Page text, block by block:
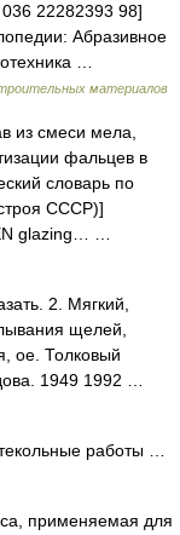
22282393 98]
Абразивное
…
материалов
из смеси мела,
фальцев в
словарь по
СССР)]
glazing… …
2. Мягкий,
щелей,
ое. Толковый
1949 1992 …
работы …
применяемая для